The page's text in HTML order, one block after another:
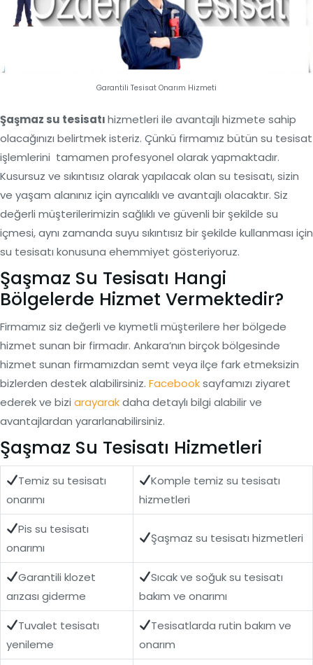
Garantili Tesisat Onarım Hizmeti
Şaşmaz su tesisatıhizmetleri ile avantajlı hizmete sahip
olacağınızı belirtmek isteriz. Çünkü firmamız bütün su tesisat
işlemlerini tamamen profesyonel olarak yapmaktadır.
Kusursuz ve sıkıntısız olarak yapılacak olan su tesisatı, sizin
ve yaşam alanınız için ayrıcalıklı ve avantajlı olacaktır. Siz
değerli müşterilerimizin sağlıklı ve güvenli bir şekilde su
içmesi, aynı zamanda suyu sıkıntısız bir şekilde kullanması için
su tesisatı konusuna ehemmiyet gösteriyoruz.
Şaşmaz Su Tesisatı Hangi
Bölgelerde Hizmet Vermektedir?
Firmamız siz değerli ve kıymetli müşterilere her bölgede
hizmet sunan bir firmadır. Ankara’nın birçok bölgesinde
hizmet sunan firmamızdan semt veya ilçe fark etmeksizin
bizlerden destek alabilirsiniz. Facebooksayfamızı ziyaret
ederek ve bizi arayarakdaha detaylı bilgi alabilir ve
avantajlardan yararlanabilirsiniz.
Şaşmaz Su Tesisatı Hizmetleri
Temiz su tesisatı
onarımı
Komple temiz su tesisatı
hizmetleri
Pis su tesisatı
onarımı
Şaşmaz su tesisatı hizmetleri
Garantili klozet
arızası giderme
Sıcak ve soğuk su tesisatı
bakım ve onarımı
Tuvalet tesisatı
yenileme
Tesisatlarda rutin bakım ve
onarım